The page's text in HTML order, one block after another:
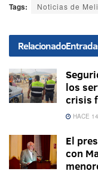
Tags: Noticias de
Relacionado
los
crisis
HACE
El
con